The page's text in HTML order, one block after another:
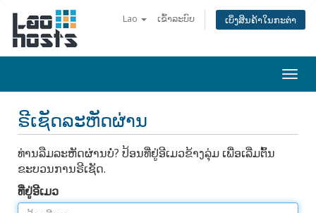
Lao ເຂົ້າລະບົບ ເບິ່ງສິນຄ້າໃນກະຕ່າ
ຣີເຊັດລະຫັດຜ່ານ
ທ່ານລືມລະຫັດຜ່ານບໍ່? ປ້ອນທີ່ຢູ່ອີເມວຂ້າງລຸ່ມ ເພື່ອເລີ່ມຕົ້ນ
ຂະບວນການຣີເຊັດ.
ທີ່ຢູ່ອີເມວ